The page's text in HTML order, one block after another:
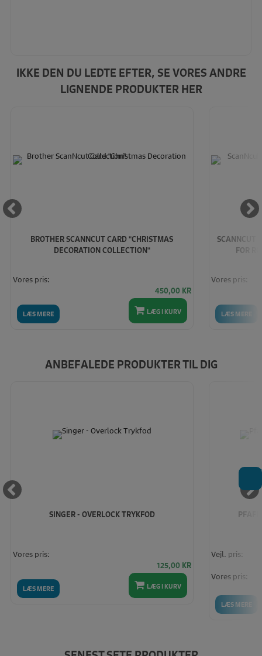
IKKE DEN DU LEDTE EFTER, SE VORES ANDRE
LIGNENDE PRODUKTER HER
BROTHER SCANNCUT CARD "CHRISTMAS
DECORATION COLLECTION"
LÆS MERE
Vores pris:
450,00 KR
LÆG I KURV
SCANNCUT
FOR
LÆS MERE
Vores pris:
ANBEFALEDE PRODUKTER TIL DIG
SINGER - OVERLOCK TRYKFOD
LÆS MERE
Vores pris:
125,00 KR
LÆG I KURV
LÆS MERE
Vejl. pris:
Vores pris: